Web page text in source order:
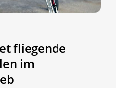
fliegende
im